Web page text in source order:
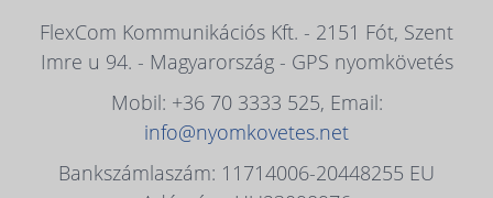
FlexCom Kommunikációs Kft. - 2151 Fót, Szent
Imre u 94. - Magyarország - GPS nyomkövetés
Mobil: +36 70 3333 525, Email:
info@nyomkovetes.net
Bankszámlaszám: 11714006-20448255 EU